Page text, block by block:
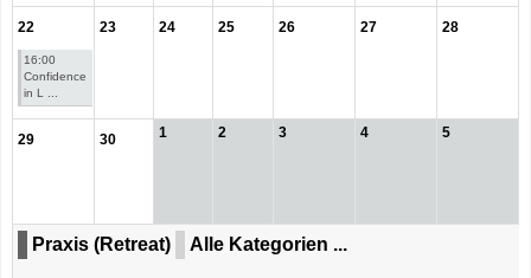
22
16:00
Confidence
in L ...
23 24 25 26 27 28
29 30 1 2 3 4 5
Praxis (Retreat) Alle Kategorien ...